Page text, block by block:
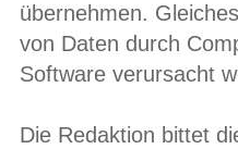
übernehmen.
von Daten durch
Software verursacht
Die Redaktion bittet